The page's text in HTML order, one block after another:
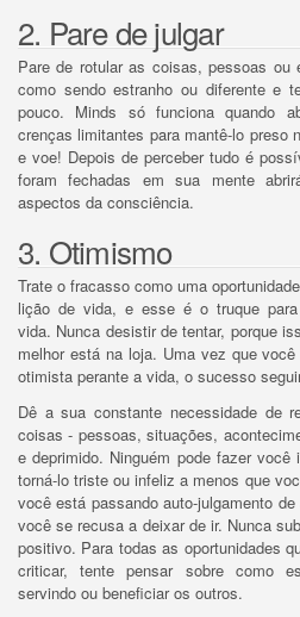
2. Pare de julgar
Pare de rotular as coisas, pessoas ou
como sendo estranho ou diferente e
pouco. Minds só funciona quando
crenças limitantes para mantê-lo preso
e voe! Depois de perceber tudo é
foram fechadas em sua mente
aspectos da consciência.
3. Otimismo
Trate o fracasso como uma
lição de vida, e esse é o truque
vida. Nunca desistir de tentar, porque
melhor está na loja. Uma vez que
otimista perante a vida, o sucesso
Dê a sua constante necessidade de
coisas - pessoas, situações,
e deprimido. Ninguém pode fazer você
torná-lo triste ou infeliz a menos que
você está passando auto-julgamento
você se recusa a deixar de ir. Nunca
positivo. Para todas as oportunidades
criticar, tente pensar sobre como
servindo ou beneficiar os outros.